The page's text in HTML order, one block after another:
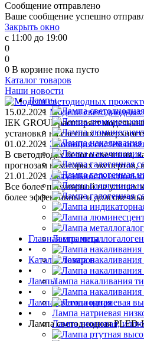
Сообщение отправлено
Ваше сообщение успешно
Закрыть окно
с 11:00 до 19:00
0
0
0 В корзине пока пусто
Каталог товаров
Лампы
Лампа
Лампа накаливания
Лампа натриевая
Лампа неоновая,
Наши новости
15.02.2021 Модели
IEK GROUP расширяет
установки на светлых
01.02.2021 Эволюция систем
В светодиодах белого свечения,
прогнозам некоторых
21.01.2021 Актуальность
Все более популярной на улицах
более эффективные и
Главная страница
•
Каталог товаров
•
Лампы
•
Лампа светодиодная
•
Лампа светодиодная